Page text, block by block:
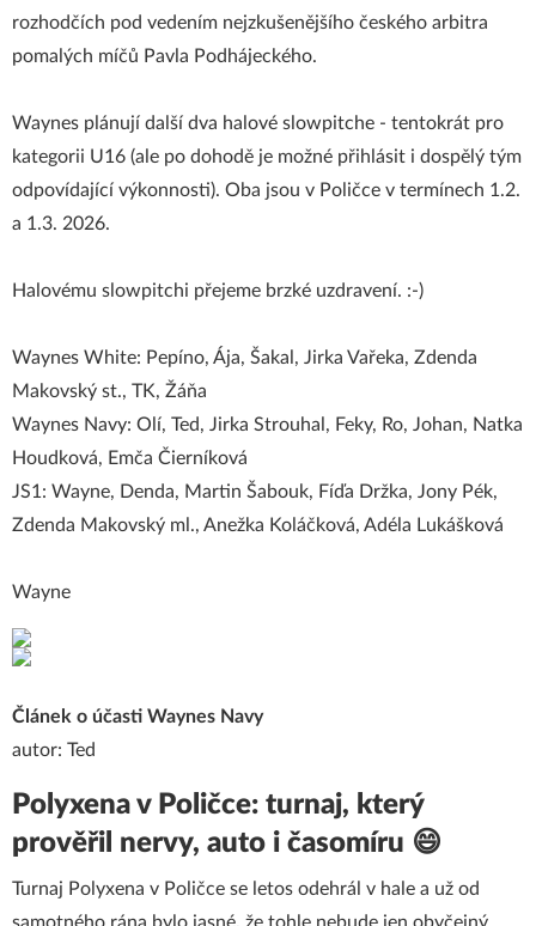
rozhodčích pod vedením nejzkušenějšího českého arbitra
pomalých míčů Pavla Podhájeckého.
Waynes plánují další dva halové slowpitche - tentokrát pro
kategorii U16 (ale po dohodě je možné přihlásit i dospělý tým
odpovídající výkonnosti). Oba jsou v Poličce v termínech 1.2.
a 1.3. 2026.
Halovému slowpitchi přejeme brzké uzdravení. :-)
Waynes White: Pepíno, Ája, Šakal, Jirka Vařeka, Zdenda
Makovský st., TK, Žáňa
Waynes Navy: Olí, Ted, Jirka Strouhal, Feky, Ro, Johan, Natka
Houdková, Emča Čierníková
JS1: Wayne, Denda, Martin Šabouk, Fíďa Držka, Jony Pék,
Zdenda Makovský ml., Anežka Koláčková, Adéla Lukášková
Wayne
Článek o účasti Waynes Navy
autor: Ted
Polyxena v Poličce: turnaj, který
prověřil nervy, auto i časomíru 😄
Turnaj Polyxena v Poličce se letos odehrál v hale a už od